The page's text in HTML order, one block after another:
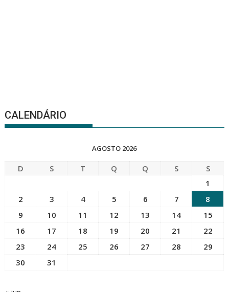
CALENDÁRIO
AGOSTO 2026
D S T Q Q S
S
1
2
3 4 5 6 7
8
9
10 11 12 13 14
15
16
17 18 19 20 21
22
23
24 25 26 27 28
29
30
31